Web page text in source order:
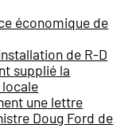
économique de
de R-D
supplié la
une lettre
Doug Ford de